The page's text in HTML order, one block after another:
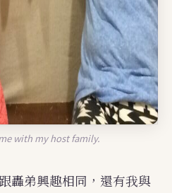
with my host family.
轟弟興趣相同，還有我與